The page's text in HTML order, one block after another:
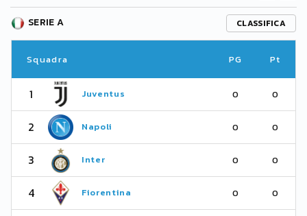
SERIE A CLASSIFICA
Squadra PG Pt
1 Juventus 0 0
2 Napoli 0 0
3 Inter 0 0
4 Fiorentina 0 0